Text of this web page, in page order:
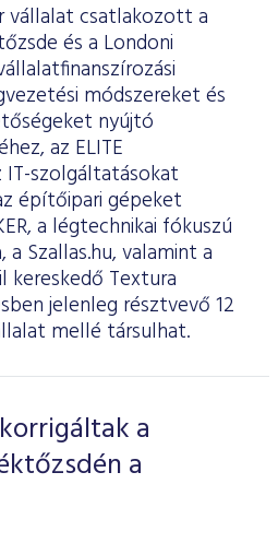
vállalat csatlakozott a
és a Londoni
módszereket és
nyújtó
az ELITE
szolgáltatásokat
építőipari gépeket
a légtechnikai fókuszú
Szallas.hu, valamint a
kereskedő Textura
jelenleg résztvevő 12
mellé társulhat.
a
a